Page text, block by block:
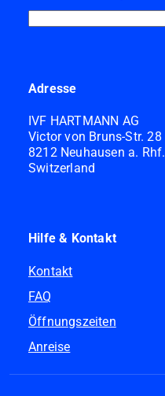
Adresse
IVF HARTMANN AG
Victor von Bruns-Str. 28
8212 Neuhausen a. Rhf.
Switzerland
Hilfe & Kontakt
Kontakt
FAQ
Öffnungszeiten
Anreise